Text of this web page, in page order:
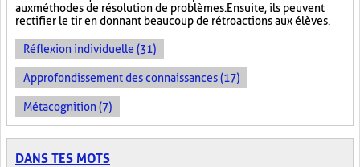
aux méthodes de résolution de problèmes. Ensuite, ils peuvent
rectifier le tir en donnant beaucoup de rétroactions aux élèves.
Réflexion individuelle (31)
Approfondissement des connaissances (17)
Métacognition (7)
DANS TES MOTS